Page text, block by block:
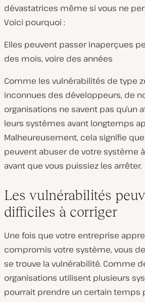
dévastatrices même si vous ne
Voici pourquoi :
Elles peuvent passer inaperçues
des mois, voire des années
Comme les vulnérabilités de type
inconnues des développeurs, de
organisations ne savent pas qu’un
leurs systèmes avant longtemps
Malheureusement, cela signifie
peuvent abuser de votre système
avant que vous puissiez les arrêter.
Les vulnérabilités
difficiles à corriger
Une fois que votre entreprise
compromis votre système, vous
se trouve la vulnérabilité. Comme
organisations utilisent plusieurs
pourrait prendre un certain temps